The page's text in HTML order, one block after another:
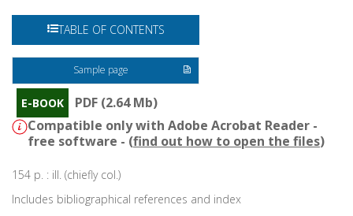
TABLE OF CONTENTS
Sample page
E-BOOK
PDF (2.64 Mb)
Compatible only with Adobe Acrobat Reader -
free software - (find out how to open the files)
154 p. : ill. (chiefly col.)
Includes bibliographical references and index